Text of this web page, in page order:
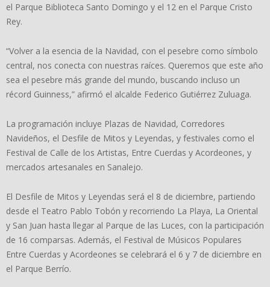
el Parque Biblioteca Santo Domingo y el 12 en el Parque Cristo
Rey.
“Volver a la esencia de la Navidad, con el pesebre como símbolo
central, nos conecta con nuestras raíces. Queremos que este año
sea el pesebre más grande del mundo, buscando incluso un
récord Guinness,” afirmó el alcalde Federico Gutiérrez Zuluaga.
La programación incluye Plazas de Navidad, Corredores
Navideños, el Desfile de Mitos y Leyendas, y festivales como el
Festival de Calle de los Artistas, Entre Cuerdas y Acordeones, y
mercados artesanales en Sanalejo.
El Desfile de Mitos y Leyendas será el 8 de diciembre, partiendo
desde el Teatro Pablo Tobón y recorriendo La Playa, La Oriental
y San Juan hasta llegar al Parque de las Luces, con la participación
de 16 comparsas. Además, el Festival de Músicos Populares
Entre Cuerdas y Acordeones se celebrará el 6 y 7 de diciembre en
el Parque Berrío.